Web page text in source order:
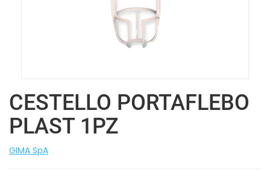
CESTELLO PORTAFLEBO
PLAST 1PZ
GIMA SpA